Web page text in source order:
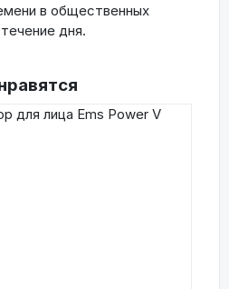
в общественных
дня.